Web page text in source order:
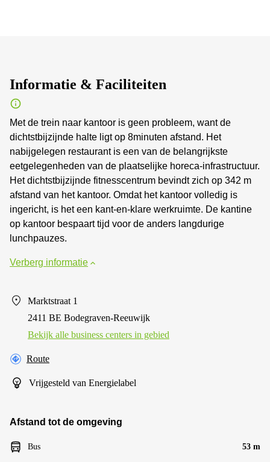
Informatie & Faciliteiten
Met de trein naar kantoor is geen probleem, want de
dichtstbijzijnde halte ligt op 8minuten afstand. Het
nabijgelegen restaurant is een van de belangrijkste
eetgelegenheden van de plaatselijke horeca-infrastructuur.
Het dichtstbijzijnde fitnesscentrum bevindt zich op 342 m
afstand van het kantoor. Omdat het kantoor volledig is
ingericht, is het een kant-en-klare werkruimte. De kantine
op kantoor bespaart tijd voor de anders langdurige
lunchpauzes.
Verberg informatie
Marktstraat 1
2411 BE Bodegraven-Reeuwijk
Bekijk alle business centers in gebied
Route
Vrijgesteld van Energielabel
Afstand tot de omgeving
Bus 53 m